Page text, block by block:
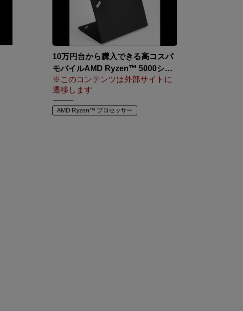
10万円台から購入できる高コスパ
モバイルAMD Ryzen™ 5000シリ
ーズ搭載「ThinkPad T14 Gen2」
を検証
※このコンテンツは外部サイトに
遷移します
AMD Ryzen™ プロセッサー